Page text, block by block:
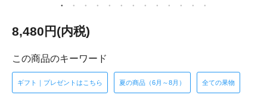
8,480円(内税)
この商品のキーワード
ギフト｜プレゼントはこちら 夏の商品（6月～8月） 全ての果物